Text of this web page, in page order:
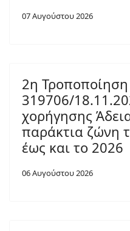
07 Αυγούστου 2026
2η
319706/
χορήγησης
παράκτια ζώνη
έως και το 2026
06 Αυγούστου 2026